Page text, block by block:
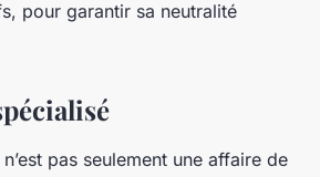
pour garantir sa neutralité
pas seulement une affaire de